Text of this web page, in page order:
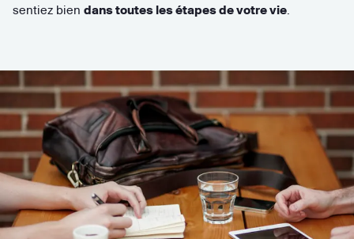
sentiez bien dans toutes les étapes de votre vie.